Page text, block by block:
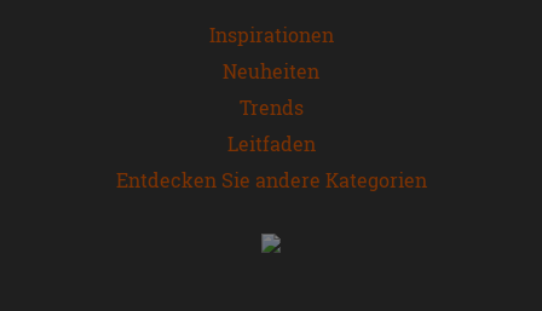
Inspirationen
Neuheiten
Trends
Leitfaden
Entdecken Sie andere Kategorien